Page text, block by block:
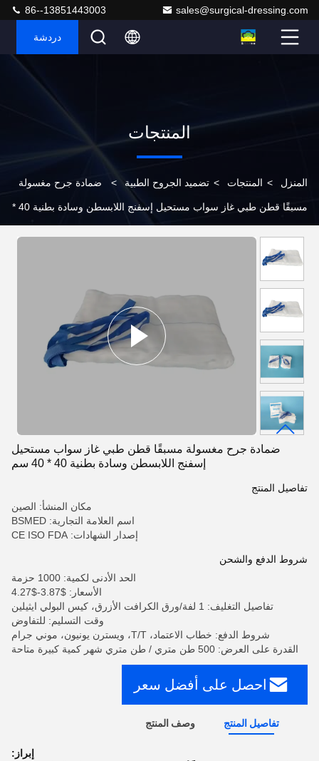
sales@surgical-dressing.com
86--13851443003
دردشة
المنتجات
المنزل > المنتجات > تضميد الجروح الطبية > ضمادة جرح مغسولة
مسبقًا قطن طبي غاز سواب مستحيل إسفنج اللابسطن وسادة بطنية 40 *
ضمادة جرح مغسولة مسبقًا قطن طبي غاز سواب مستحيل
إسفنج اللابسطن وسادة بطنية 40 * 40 سم
تفاصيل المنتج
مكان المنشأ: الصين
اسم العلامة التجارية: BSMED
إصدار الشهادات: CE ISO FDA
شروط الدفع والشحن
الحد الأدنى لكمية: 1000 حزمة
الأسعار: $3.87-$4.27
تفاصيل التغليف: 1 لفة/ورق الكرافت الأزرق، كيس البولي ايثيلين
وقت التسليم: للتفاوض
شروط الدفع: خطاب الاعتماد، T/T، ويسترن يونيون، موني جرام
القدرة على العرض: 500 طن متري / طن متري شهر كمية كبيرة متاحة
احصل على أفضل سعر
تفاصيل المنتج وصف المنتج
إبراز: